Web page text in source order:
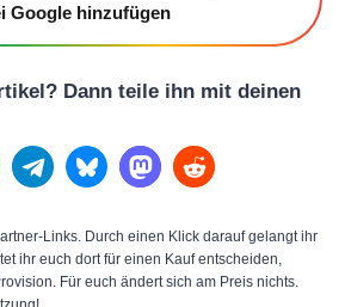
Google hinzufügen
Dann teile ihn mit deinen
Links. Durch einen Klick darauf gelangt ihr
ihr euch dort für einen Kauf entscheiden,
Für euch ändert sich am Preis nichts.